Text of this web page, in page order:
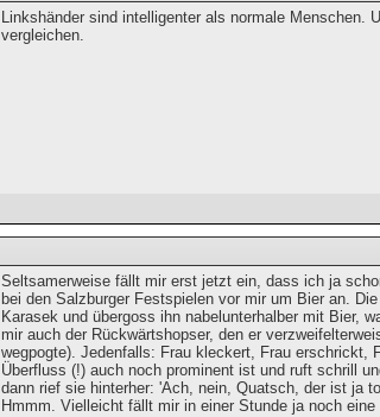
Linkshänder sind intelligenter als normale Menschen.
vergleichen.
Seltsamerweise fällt mir erst jetzt ein, dass ich ja
bei den Salzburger Festspielen vor mir um Bier an.
Karasek und übergoss ihn nabelunterhalber mit Bier,
mir auch der Rückwärtshopser, den er
wegpogte). Jedenfalls: Frau kleckert, Frau
Überfluss (!) auch noch prominent ist und ruft schrill
dann rief sie hinterher: 'Ach, nein, Quatsch, der ist ja
Hmmm. Vielleicht fällt mir in einer Stunde ja noch